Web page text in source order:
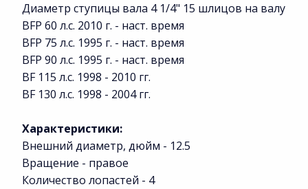
Диаметр ступицы вала 4 1/4" 15 шлицов на валу
BFP 60 л.с. 2010 г. - наст. время
BFP 75 л.с. 1995 г. - наст. время
BFP 90 л.с. 1995 г. - наст. время
BF 115 л.с. 1998 - 2010 гг.
BF 130 л.с. 1998 - 2004 гг.
Характеристики:
Внешний диаметр, дюйм - 12.5
Вращение - правое
Количество лопастей - 4